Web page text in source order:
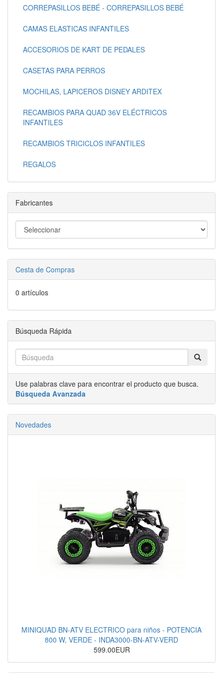
CORREPASILLOS BEBÉ - CORREPASILLOS BEBÉ
CAMAS ELASTICAS INFANTILES
ACCESORIOS DE KART DE PEDALES
CASETAS PARA PERROS
MOCHILAS, LAPICEROS DISNEY ARDITEX
RECAMBIOS PARA QUAD 36V ELÉCTRICOS
INFANTILES
RECAMBIOS TRICICLOS INFANTILES
REGALOS
Fabricantes
Cesta de Compras
0 artículos
Búsqueda Rápida
Use palabras clave para encontrar el producto que busca.
Búsqueda Avanzada
Novedades
MINIQUAD BN-ATV ELECTRICO para niños - POTENCIA
800 W, VERDE - INDA3000-BN-ATV-VERD
599.00EUR